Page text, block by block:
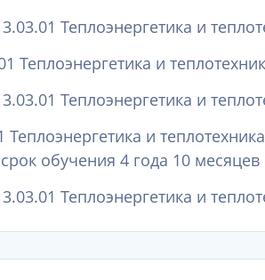
Теплоэнергетика и
Теплоэнергетика и
Теплоэнергетика и
Теплоэнергетика и
обучения 4 года 10 месяцев
Теплоэнергетика и